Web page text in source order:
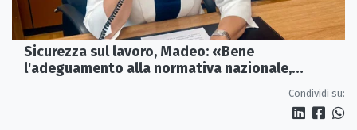
Sicurezza sul lavoro, Madeo: «Bene
l'adeguamento alla normativa nazionale,
Condividi su: